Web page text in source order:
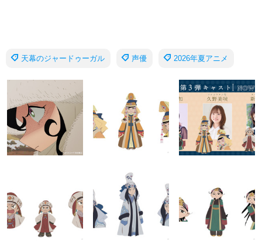
天幕のジャードゥーガル 声優 2026年夏アニメ